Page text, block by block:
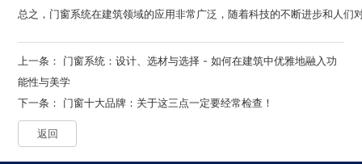
总之， 门窗系统在建筑领域的应用非常广泛，随着科技的不断进步和人
上一条： 门窗系统：设计、选材与选择 - 如何在建筑中优雅地融入功
能性与美学
下一条： 门窗十大品牌：关于这三点一定要经常检查！
返回